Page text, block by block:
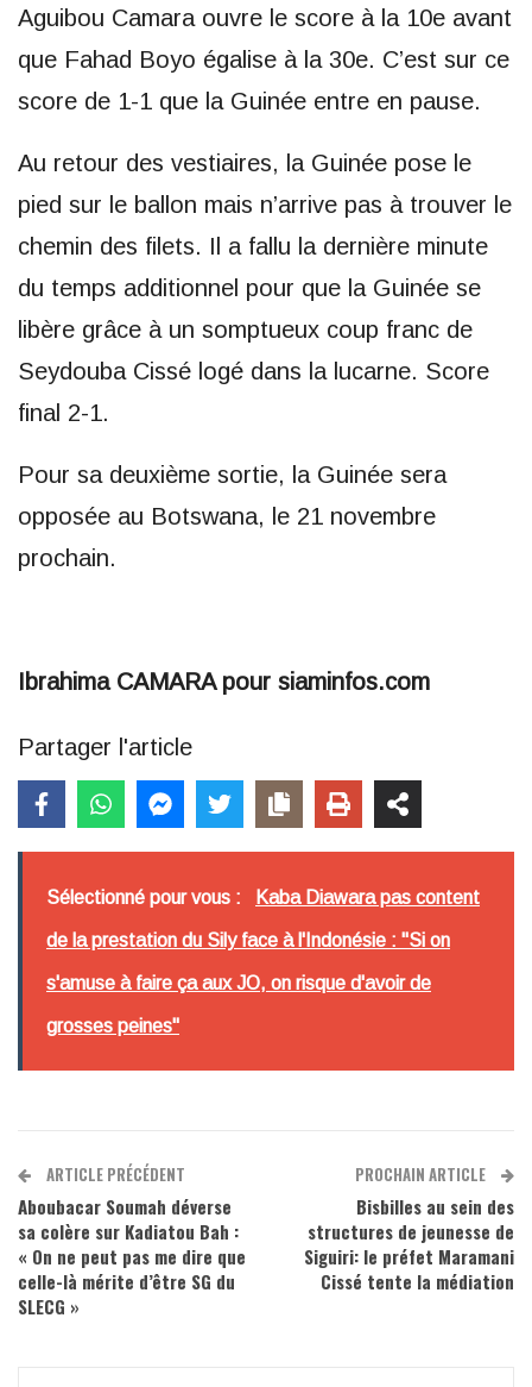
Aguibou Camara ouvre le score à la 10e avant
que Fahad Boyo égalise à la 30e. C’est sur ce
score de 1-1 que la Guinée entre en pause.
Au retour des vestiaires, la Guinée pose le
pied sur le ballon mais n’arrive pas à trouver le
chemin des filets. Il a fallu la dernière minute
du temps additionnel pour que la Guinée se
libère grâce à un somptueux coup franc de
Seydouba Cissé logé dans la lucarne. Score
final 2-1.
Pour sa deuxième sortie, la Guinée sera
opposée au Botswana, le 21 novembre
prochain.
Ibrahima CAMARA pour siaminfos.com
Partager l'article
Sélectionné pour vous : Kaba Diawara pas content
de la prestation du Sily face à l'Indonésie : "Si on
s'amuse à faire ça aux JO, on risque d'avoir de
grosses peines"
ARTICLE PRÉCÉDENT
Aboubacar Soumah déverse
sa colère sur Kadiatou Bah :
« On ne peut pas me dire que
celle-là mérite d’être SG du
SLECG »
PROCHAIN ARTICLE
Bisbilles au sein des
structures de jeunesse de
Siguiri: le préfet Maramani
Cissé tente la médiation